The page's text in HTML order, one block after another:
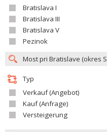
Bratislava I
Bratislava III
Bratislava V
Pezinok
Typ
Verkauf (Angebot)
Kauf (Anfrage)
Versteigerung